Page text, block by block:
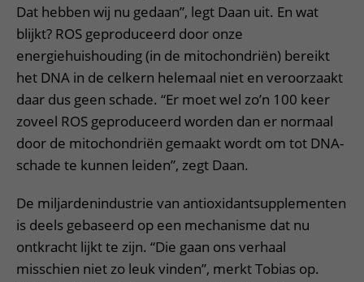
Dat hebben wij nu gedaan”, legt Daan uit. En wat
blijkt? ROS geproduceerd door onze
energiehuishouding (in de mitochondriën) bereikt
het DNA in de celkern helemaal niet en veroorzaakt
daar dus geen schade. “Er moet wel zo’n 100 keer
zoveel ROS geproduceerd worden dan er normaal
door de mitochondriën gemaakt wordt om tot DNA-
schade te kunnen leiden”, zegt Daan.
De miljardenindustrie van antioxidantsupplementen
is deels gebaseerd op een mechanisme dat nu
ontkracht lijkt te zijn. “Die gaan ons verhaal
misschien niet zo leuk vinden”, merkt Tobias op.